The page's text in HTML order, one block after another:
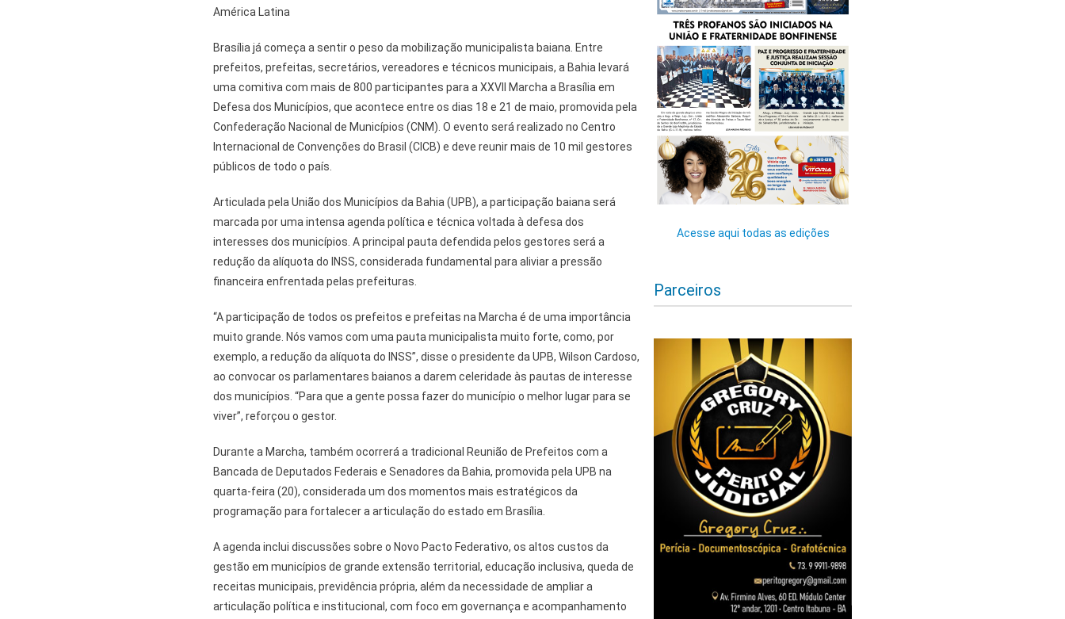
América Latina
Brasília já começa a sentir o peso da mobilização municipalista baiana. Entre
prefeitos, prefeitas, secretários, vereadores e técnicos municipais, a Bahia levará
uma comitiva com mais de 800 participantes para a XXVII Marcha a Brasília em
Defesa dos Municípios, que acontece entre os dias 18 e 21 de maio, promovida pela
Confederação Nacional de Municípios (CNM). O evento será realizado no Centro
Internacional de Convenções do Brasil (CICB) e deve reunir mais de 10 mil gestores
públicos de todo o país.
Articulada pela União dos Municípios da Bahia (UPB), a participação baiana será
marcada por uma intensa agenda política e técnica voltada à defesa dos
interesses dos municípios. A principal pauta defendida pelos gestores será a
redução da alíquota do INSS, considerada fundamental para aliviar a pressão
financeira enfrentada pelas prefeituras.
“A participação de todos os prefeitos e prefeitas na Marcha é de uma importância
muito grande. Nós vamos com uma pauta municipalista muito forte, como, por
exemplo, a redução da alíquota do INSS”, disse o presidente da UPB, Wilson Cardoso,
ao convocar os parlamentares baianos a darem celeridade às pautas de interesse
dos municípios. “Para que a gente possa fazer do município o melhor lugar para se
viver”, reforçou o gestor.
Durante a Marcha, também ocorrerá a tradicional Reunião de Prefeitos com a
Bancada de Deputados Federais e Senadores da Bahia, promovida pela UPB na
quarta-feira (20), considerada um dos momentos mais estratégicos da
programação para fortalecer a articulação do estado em Brasília.
A agenda inclui discussões sobre o Novo Pacto Federativo, os altos custos da
gestão em municípios de grande extensão territorial, educação inclusiva, queda de
receitas municipais, previdência própria, além da necessidade de ampliar a
articulação política e institucional, com foco em governança e acompanhamento
Acesse aqui todas as edições
Parceiros